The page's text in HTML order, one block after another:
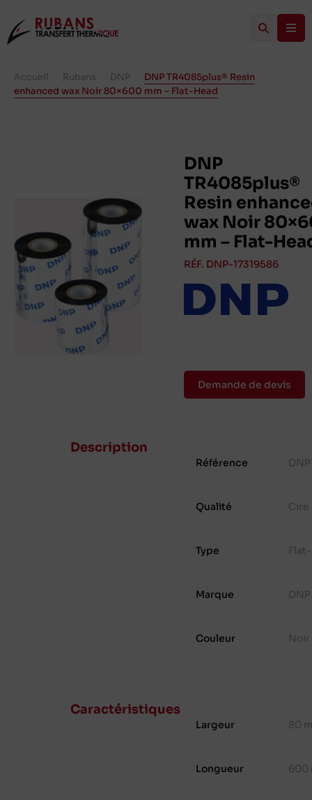
Accueil Rubans DNP
DNP TR4085plus® Resin
enhanced wax Noir 80×600 mm – Flat-Head
DNP
TR4085plus®
Resin
wax Noir
mm – Flat-
RÉF. DNP-17319586
Demande de devis
Description
Référence
Qualité Cire
Type
Marque DNP
Couleur Noir
Caractéristiques
Largeur 80
Longueur 600